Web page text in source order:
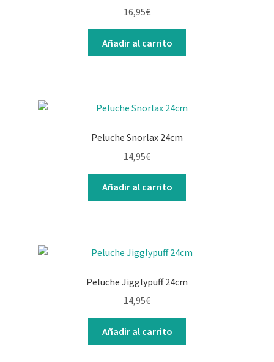
16,95€
Añadir al carrito
Peluche Snorlax 24cm
14,95€
Añadir al carrito
Peluche Jigglypuff 24cm
14,95€
Añadir al carrito